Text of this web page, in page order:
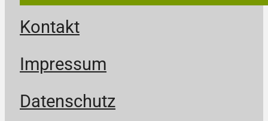
Kontakt
Impressum
Datenschutz